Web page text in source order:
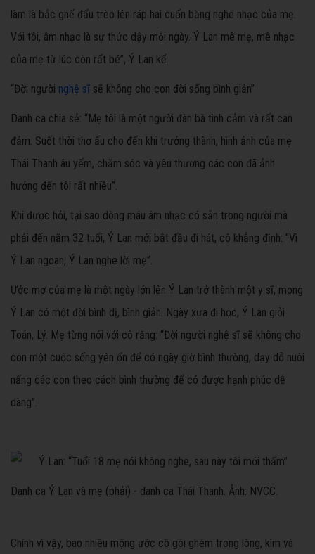
làm là bắc ghế đẩu trèo lên ráp hai cuốn băng nghe nhạc của mẹ.
Với tôi, âm nhạc là sự thức dậy mỗi ngày. Ý Lan mê mẹ, mê nhạc
của mẹ từ lúc còn rất bé”, Ý Lan kể.
“Đời người nghệ sĩ sẽ không cho con đời sống bình giản”
Danh ca chia sẻ: “Mẹ tôi là một người đàn bà tình cảm và rất can
đảm. Suốt thời thơ ấu cho đến khi trưởng thành, hình ảnh của mẹ
Thái Thanh âu yếm, chăm sóc và yêu thương các con đã ảnh
hưởng đến tôi rất nhiều”.
Khi được hỏi, tại sao dòng máu âm nhạc có sẵn trong người mà
phải đến năm 32 tuổi, Ý Lan mới bắt đầu đi hát, cô khẳng định: “Vì
Ý Lan ngoan, Ý Lan nghe lời mẹ”.
Ước mơ của mẹ là một ngày lớn lên Ý Lan trở thành một y sĩ, mong
Ý Lan có một đời bình dị, bình giản. Ngày xưa đi học, Ý Lan giỏi
Toán, Lý. Mẹ từng nói với cô rằng: “Đời người nghệ sĩ sẽ không cho
con một cuộc sống yên ổn để có ngày giờ bình thường, dạy dỗ nuôi
nấng các con theo cách bình thường để có được hạnh phúc dễ
dàng”.
Danh ca Ý Lan và mẹ (phải) - danh ca Thái Thanh. Ảnh: NVCC.
Chính vì vậy, bao nhiêu mộng ước cô gói ghém trong lòng, kìm và